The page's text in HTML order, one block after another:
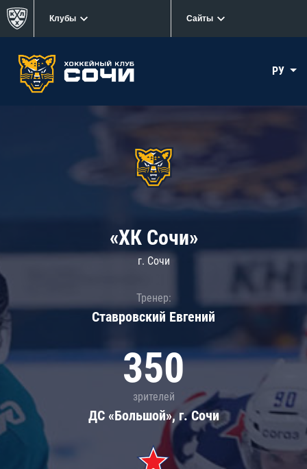
Клубы Сайты
РУ
«ХК Сочи»
г. Сочи
Тренер:
Ставровский Евгений
350
зрителей
ДС «Большой», г. Сочи